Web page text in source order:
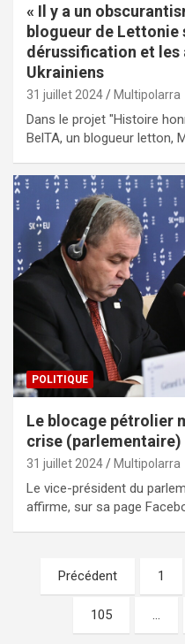
« Il y a un
blogueur de Lettonie
dérussification et les
Ukrainiens
31 juillet 2024 Multipolarra
Dans le projet "Histoire
BelTA, un blogueur letton,
POLITIQUE
Le blocage pétrolier
crise (parlementaire)
31 juillet 2024 Multipolarra
Le vice-président du
affirme, sur sa page
Pagination
des
publications
Précédent 1
105